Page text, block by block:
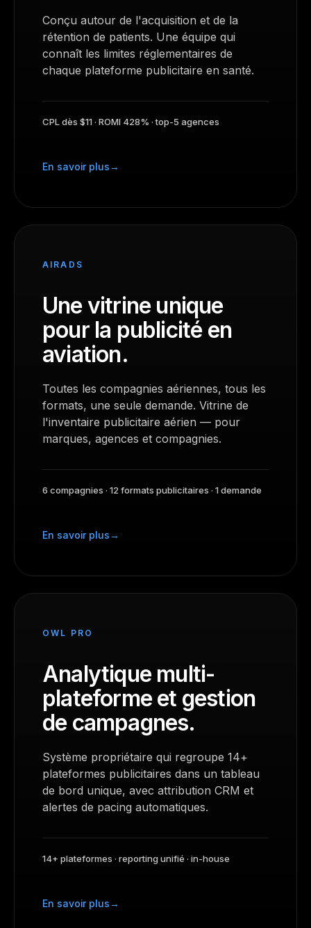
Conçu autour de l'acquisition et de la
rétention de patients. Une équipe qui
connaît les limites réglementaires de
chaque plateforme publicitaire en santé.
CPL dès $11 · ROMI 428% · top-5 agences
En savoir plus
AIRADS
Une vitrine unique
pour la publicité en
aviation.
Toutes les compagnies aériennes, tous les
formats, une seule demande. Vitrine de
l'inventaire publicitaire aérien — pour
marques, agences et compagnies.
6 compagnies · 12 formats publicitaires · 1 demande
En savoir plus
OWL PRO
Analytique multi-
plateforme et gestion
de campagnes.
Système propriétaire qui regroupe 14+
plateformes publicitaires dans un tableau
de bord unique, avec attribution CRM et
alertes de pacing automatiques.
14+ plateformes · reporting unifié · in-house
En savoir plus